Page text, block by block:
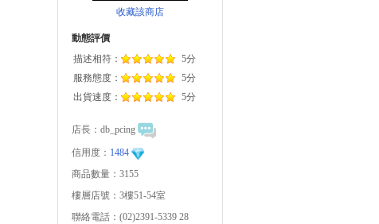
收藏該商店
動態評價
描述相符：
5分
服務態度：
5分
出貨速度：
5分
店長： db_pcing
信用度： 1484
商品數量：3155
樓層店號：3樓51-54室
聯絡電話：(02)2391-5339 28